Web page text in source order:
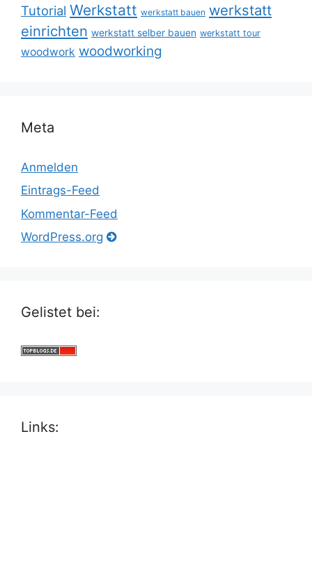
Tutorial Werkstatt werkstatt bauen werkstatt
einrichten werkstatt selber bauen werkstatt tour
woodwork woodworking
Meta
Anmelden
Eintrags-Feed
Kommentar-Feed
WordPress.org
Gelistet bei:
Links: